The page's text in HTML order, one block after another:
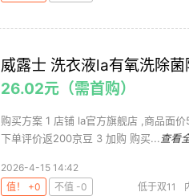
威露士 洗衣液la有氧洗除
26.02元（需首购）
购买方案 1 店铺 la官方旗舰店 ,商品面
下单评价返200京豆 3 加购 购买... 查看
2026-4-15 14:42
值！ +0
不值 -0 低于双11